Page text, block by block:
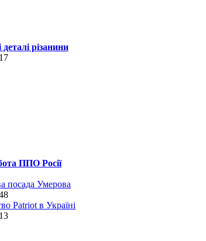
різанини
ППО Росії
посада Умерова
Patriot в Україні